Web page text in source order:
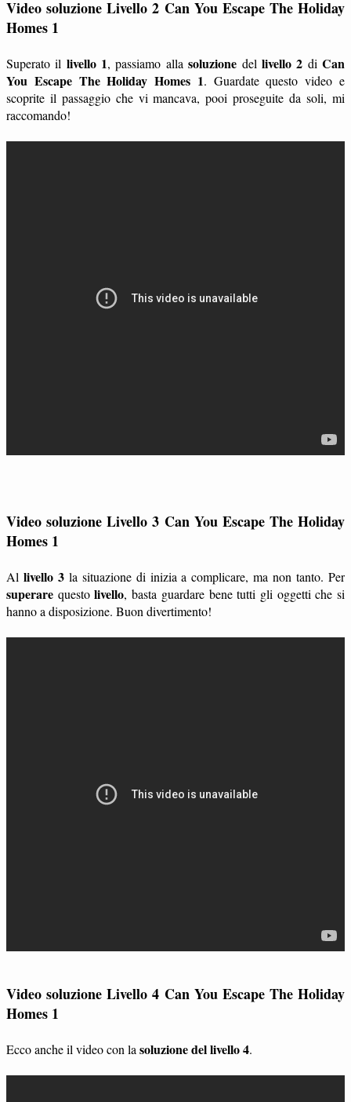
Video soluzione Livello 2 Can You Escape The Holiday
Homes 1
Superato il livello 1, passiamo allasoluzione del livello 2 diCan
You Escape The Holiday Homes 1. Guardate questo video e
scoprite il passaggio che vi mancava, pooi proseguite da soli, mi
raccomando!
Video soluzione Livello 3 Can You Escape The Holiday
Homes 1
Al livello 3la situazione di inizia a complicare, ma non tanto. Per
superare questolivello, basta guardare bene tutti gli oggetti che si
hanno a disposizione. Buon divertimento!
Video soluzione Livello 4 Can You Escape The Holiday
Homes 1
Ecco anche il video con lasoluzione del livello 4.